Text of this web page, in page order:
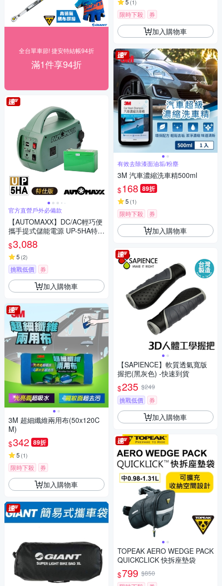
全台單車節! 捷安特結帳94折
滿1件享94折
官方直營戶外必備款
【AUTOMAXX】DC/AC輕巧便
攜手提式儲能電源 UP-5HA特仕
版 (附贈BSMI認證鋰鐵電池)
$3,088
5 (2)
挑戰低價 券
加入購物車
3M 超細纖維兩用布(50x120C
M)
$342 89折
5 (1)
限時下殺 券
加入購物車
5 (1)
限時下殺 券
加入購物車
有效去除漆面油垢/粉塵
3M 汽車濃縮洗車精500ml
$168 89折
5 (1)
限時下殺 券
加入購物車
【SAPIENCE】軟質透氣寬版
握把(黑灰色) -快速到貨
$235 $249
挑戰低價
券
加入購物車
TOPEAK AERO WEDGE PACK
QUICKCLICK 快拆座墊袋
$799 $850